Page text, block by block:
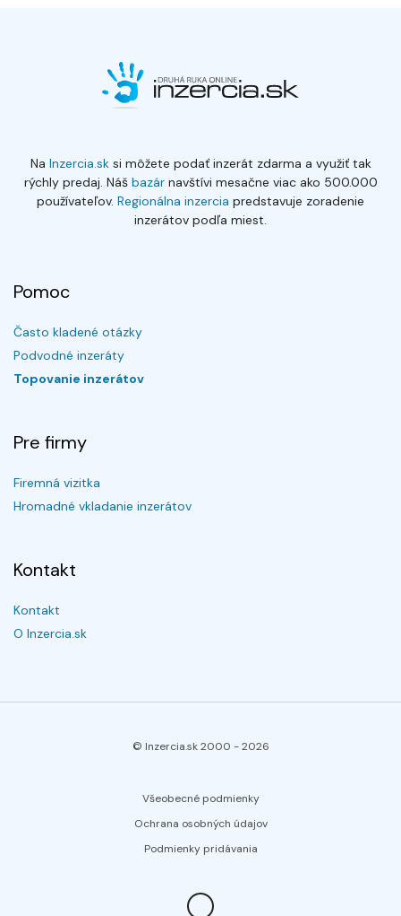
Na Inzercia.sksi môžete podať inzerát zdarma a využiť tak
rýchly predaj. Náš bazárnavštívi mesačne viac ako 500.000
používateľov. Regionálna inzercia predstavuje zoradenie
inzerátov podľa miest.
Pomoc
Často kladené otázky
Podvodné inzeráty
Topovanie inzerátov
Pre firmy
Firemná vizitka
Hromadné vkladanie inzerátov
Kontakt
Kontakt
O Inzercia.sk
© Inzercia.sk 2000 -2026
Všeobecné podmienky
Ochrana osobných údajov
Podmienky pridávania